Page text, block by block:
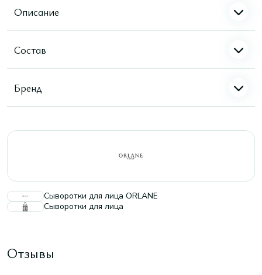
Описание
Состав
Бренд
Сыворотки для лица ORLANE
Сыворотки для лица
Отзывы